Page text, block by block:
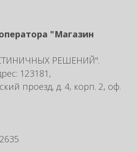
"Магазин
РЕШЕНИЙ".
123181,
проезд, д. 4, корп. 2, оф.